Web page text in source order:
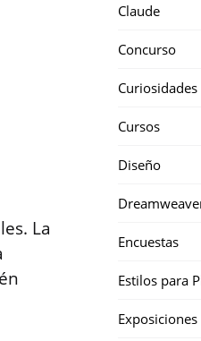
La
Claude
Concurso
Curiosidades
Cursos
Diseño
Encuestas
Estilos para
Exposiciones